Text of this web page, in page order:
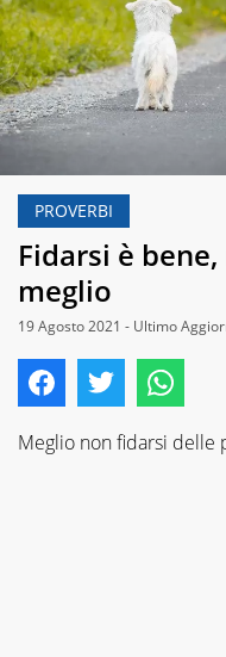
PROVERBI
Fidarsi è
meglio
19 Agosto 2021 - Ultimo
Meglio non fidarsi delle